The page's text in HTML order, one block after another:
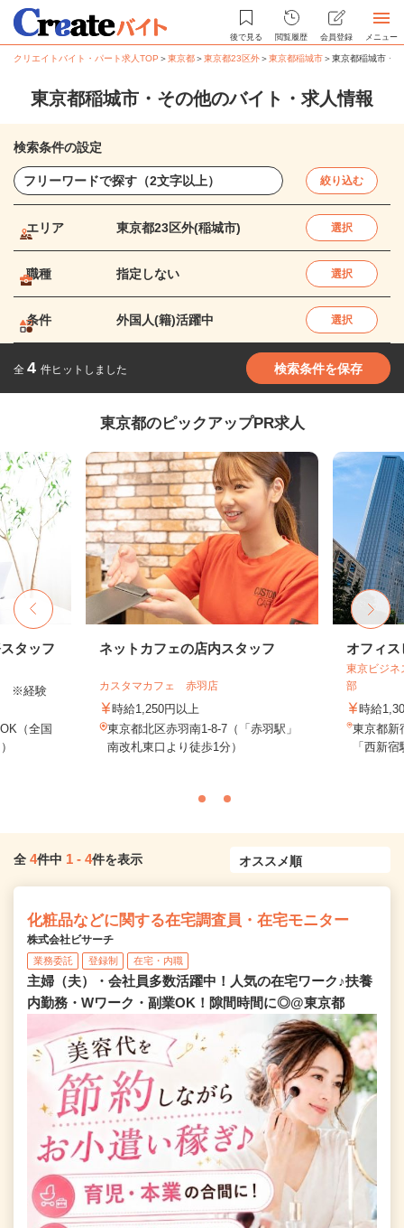
後で見る 閲覧履歴 会員登録 メニュー
クリエイトバイト・パート求人TOP ＞東京都＞東京都23区外＞東京都稲城市＞東京都稲城市・
東京都稲城市・その他のバイト・求人情報
検索条件の設定
絞り込む
エリア 東京都23区外(稲城市) 選択
職種 指定しない 選択
条件 外国人(籍)活躍中 選択
全 4 件ヒットしました 検索条件を保存
東京都のピックアップPR求人
タッフ
※経験
（全国
ネットカフェの店内スタッフ
カスタマカフェ 赤羽店
時給1,250円以上
東京都北区赤羽南1-8-7（「赤羽駅」
南改札東口より徒歩1分）
オフィス
東京ビジ
部
時給
東京都新
「西新
全 4件中 1 - 4件を表示
化粧品などに関する在宅調査員・在宅モニター
株式会社ビサーチ
業務委託 登録制 在宅・内職
主婦（夫）・会社員多数活躍中！人気の在宅ワーク♪扶養
内勤務・Wワーク・副業OK！隙間時間に◎@東京都